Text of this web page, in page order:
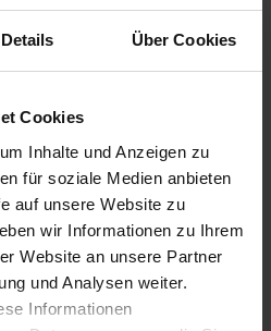
Details Über Cookies
Cookies
Inhalte und Anzeigen zu
für soziale Medien anbieten
auf unsere Website zu
wir Informationen zu Ihrem
Website an unsere Partner
und Analysen weiter.
Informationen
individuelle
und Energieverbrauch.
auf Nachhaltigkeit